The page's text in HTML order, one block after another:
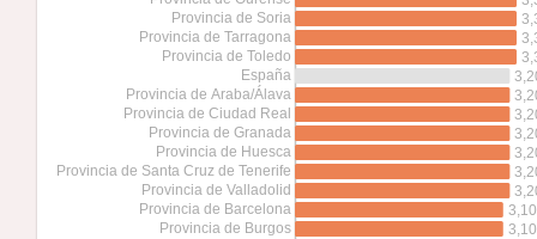
Provincia de Burgos
Provincia de Barcelona
Provincia de Valladolid
Provincia de Santa Cruz de Tenerife
Provincia de Huesca
Provincia de Granada
Provincia de Ciudad Real
Provincia de Araba/Álava
España
Provincia de Toledo
Provincia de Tarragona
Provincia de Soria
3,10
3,10